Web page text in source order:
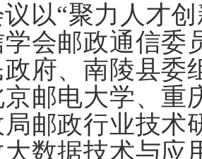
“聚力人才创
学会邮政通信委
府、南陵县委
邮电大学、重
局邮政行业技术
数据技术与应